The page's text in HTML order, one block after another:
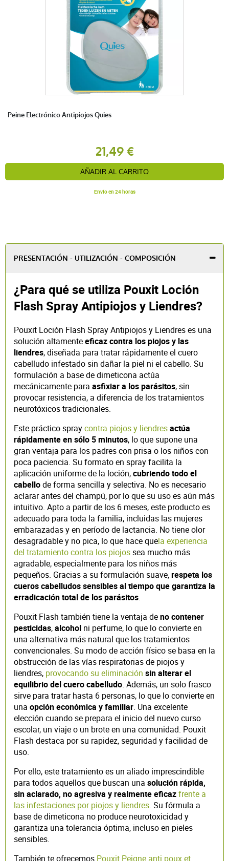
Peine Electrónico Antipiojos Quies
21,49 €
AÑADIR AL CARRITO
Envío en 24 horas
PRESENTACIÓN - UTILIZACIÓN - COMPOSICIÓN
¿Para qué se utiliza Pouxit Loción
Flash Spray Antipiojos y Liendres?
Pouxit Loción Flash Spray Antipiojos y Liendres es una
solución altamenteeficaz contra los piojos y las
liendres, diseñada para tratar rápidamente el cuero
cabelludo infestado sin dañar la piel ni el cabello. Su
formulación a base de dimeticona actúa
mecánicamente para asfixiar a los parásitos, sin
provocar resistencia, a diferencia de los tratamientos
neurotóxicos tradicionales.
Este práctico spraycontra piojos y liendresactúa
rápidamente en sólo 5 minutos, lo que supone una
gran ventaja para los padres con prisa o los niños con
poca paciencia. Su formato en spray facilita la
aplicación uniforme de la loción,cubriendo todo el
cabellode forma sencilla y selectiva. No es necesario
aclarar antes del champú, por lo que su uso es aún más
intuitivo. Apto a partir de los 6 meses, este producto es
adecuado para toda la familia, incluidas las mujeres
embarazadas y en período de lactancia. No tiene olor
desagradable y no pica, lo que hace quela experiencia
del tratamiento contra los piojossea mucho más
agradable, especialmente para los niños más
pequeños. Gracias a su formulación suave,respeta los
cueros cabelludos sensibles al tiempo que garantiza la
erradicación total de los parásitos.
Pouxit Flash también tiene la ventaja denocontener
pesticidas,alcohol ni perfume, lo que lo convierte en
una alternativa más natural que los tratamientos
convencionales. Su modo de acción físico se basa en la
obstrucción de las vías respiratorias de piojos y
liendres, provocando su eliminación sin alterar el
equilibrio del cuero cabelludo. Además, un solo frasco
sirve para tratar hasta 6 personas, lo que lo convierte en
una opción económica y familiar. Una excelente
elección cuando se prepara el inicio del nuevo curso
escolar, un viaje o un brote en una comunidad. Pouxit
Flash destaca por su rapidez, seguridad y facilidad de
uso.
Por ello, este tratamiento es un aliado imprescindible
para todos aquellos que buscan una solución rápida,
sin aclarado, no agresiva y realmente eficazfrente a
las infestaciones por piojos y liendres. Su fórmula a
base de dimeticona no produce neurotoxicidad y
garantiza una tolerancia óptima, incluso en pieles
sensibles.
También te ofrecemos Pouxit Peigne anti poux et